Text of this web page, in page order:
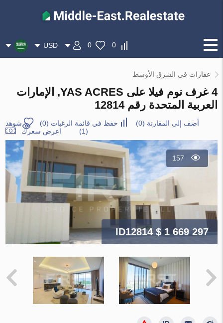
0
0
USD
عقارات في الشرق الأوسط
4 غرف نوم فيلا على YAS ACRES, الإمارات
العربية المتحدة رقم 12814
أضف إلى المقارنة (
0
) حفظ في قائمة الرغبات (
0
)
شوهد
(1)
اعرض سعرك
157
ID12814$ 1 669 297